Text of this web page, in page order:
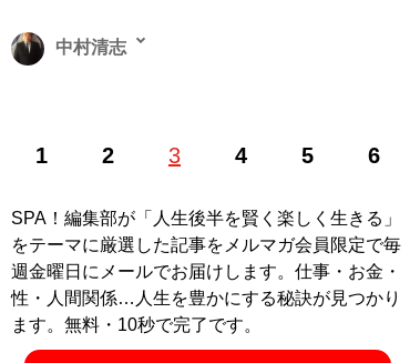
1 2 3 4 5 6
中村清志
理師免許を有し、過去には飲食店を経営。現在は中村コ
継対策にも力を入れている。X（旧ツイッター）：
@kaisyasindan
記事一覧へ
SPA！編集部が「人生後半を賢く楽しく生きる」
をテーマに厳選した記事をメルマガ会員限定で毎
週金曜日にメールでお届けします。仕事・お金・
性・人間関係…人生を豊かにする秘訣が見つかり
ます。無料・10秒で完了です。